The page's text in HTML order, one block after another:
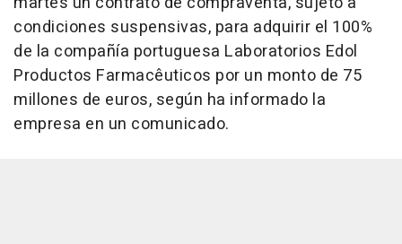
condiciones suspensivas, para adquirir el 100%
de la compañía portuguesa Laboratorios Edol
Productos Farmacêuticos por un monto de 75
millones de euros, según ha informado la
empresa en un comunicado.